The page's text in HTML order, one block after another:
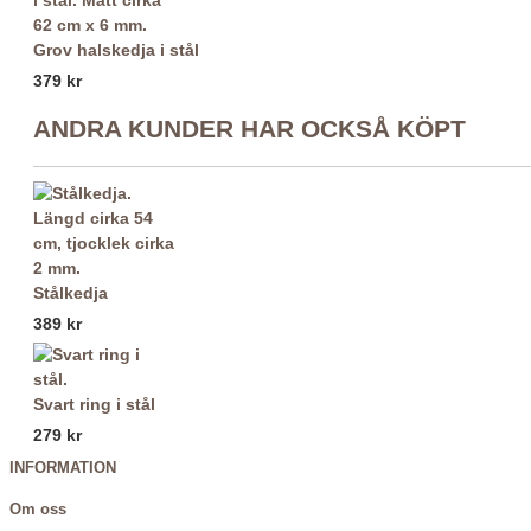
Grov halskedja i stål
379 kr
ANDRA KUNDER HAR OCKSÅ KÖPT
Stålkedja
389 kr
Svart ring i stål
279 kr
INFORMATION
Om oss